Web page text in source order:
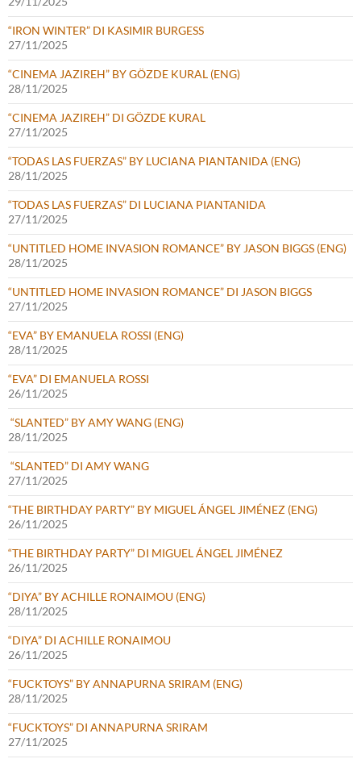
“IRON WINTER” DI KASIMIR BURGESS
27/11/2025
“CINEMA JAZIREH” BY GÖZDE KURAL (ENG)
28/11/2025
“CINEMA JAZIREH” DI GÖZDE KURAL
27/11/2025
“TODAS LAS FUERZAS” BY LUCIANA PIANTANIDA (ENG)
28/11/2025
“TODAS LAS FUERZAS” DI LUCIANA PIANTANIDA
27/11/2025
“UNTITLED HOME INVASION ROMANCE” BY JASON BIGGS (ENG)
28/11/2025
“UNTITLED HOME INVASION ROMANCE” DI JASON BIGGS
27/11/2025
“EVA” BY EMANUELA ROSSI (ENG)
28/11/2025
“EVA” DI EMANUELA ROSSI
26/11/2025
“SLANTED” BY AMY WANG (ENG)
28/11/2025
“SLANTED” DI AMY WANG
27/11/2025
“THE BIRTHDAY PARTY” BY MIGUEL ÁNGEL JIMÉNEZ (ENG)
26/11/2025
“THE BIRTHDAY PARTY” DI MIGUEL ÁNGEL JIMÉNEZ
26/11/2025
“DIYA” BY ACHILLE RONAIMOU (ENG)
28/11/2025
“DIYA” DI ACHILLE RONAIMOU
26/11/2025
“FUCKTOYS” BY ANNAPURNA SRIRAM (ENG)
28/11/2025
“FUCKTOYS” DI ANNAPURNA SRIRAM
27/11/2025